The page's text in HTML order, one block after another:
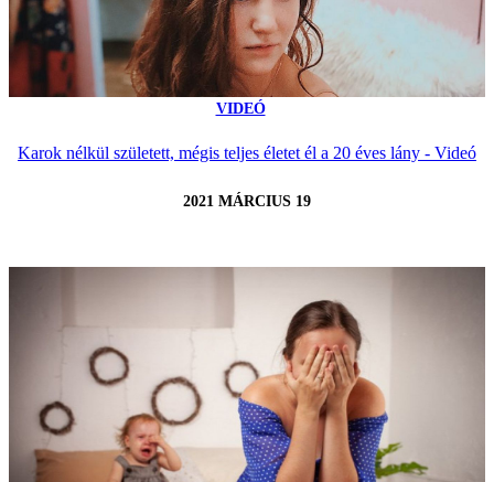
VIDEÓ
Karok nélkül született, mégis teljes életet él a 20 éves lány - Videó
2021 MÁRCIUS 19